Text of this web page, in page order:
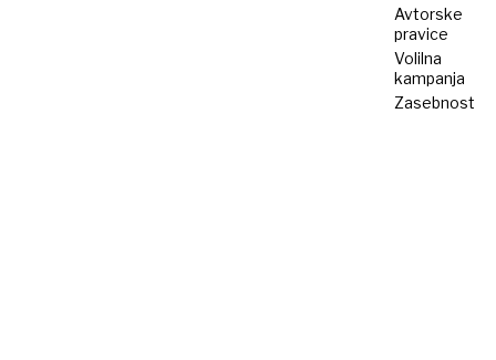
Avtorske
pravice
Volilna
kampanja
Zasebnost